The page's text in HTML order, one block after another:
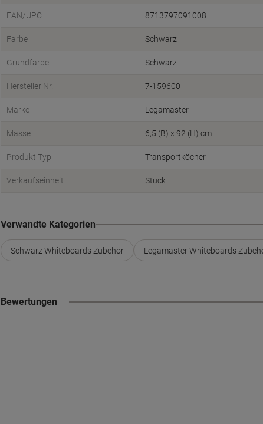
EAN/UPC 8713797091008
Farbe Schwarz
Grundfarbe Schwarz
Hersteller Nr. 7-159600
Marke Legamaster
Masse 6,5 (B) x 92 (H) cm
Produkt Typ Transportköcher
Verkaufseinheit Stück
Verwandte Kategorien
Schwarz Whiteboards Zubehör Legamaster Whiteboards
Bewertungen